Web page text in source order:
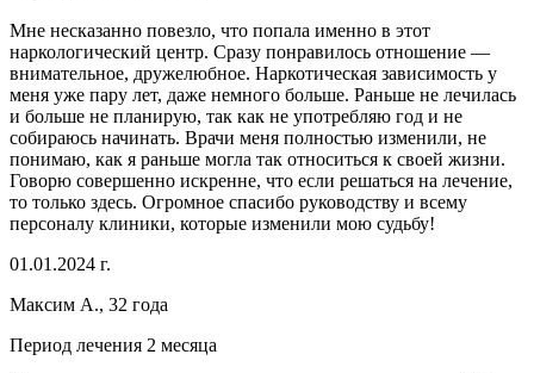
Мне несказанно повезло, что попала именно в этот
наркологический центр. Сразу понравилось отношение —
внимательное, дружелюбное. Наркотическая зависимость у
меня уже пару лет, даже немного больше. Раньше не лечилась
и больше не планирую, так как не употребляю год и не
собираюсь начинать. Врачи меня полностью изменили, не
понимаю, как я раньше могла так относиться к своей жизни.
Говорю совершенно искренне, что если решаться на лечение,
то только здесь. Огромное спасибо руководству и всему
персоналу клиники, которые изменили мою судьбу!
01.01.2024 г.
Максим А., 32 года
Период лечения 2 месяца